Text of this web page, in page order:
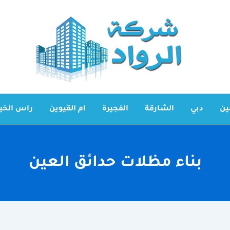
دبي الشارقة الفجيرة ام القيوين راس
بناء مظلات حدائق العين